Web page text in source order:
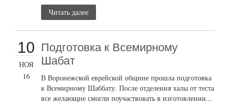
Читать далее
10
НОЯ
16
Подготовка к Всемирному
Шабат
В Воронежской еврейской общине прошла подготовка
к Всемирному Шаббату. После отделения халы от теста
все желающие смогли поучаствовать в изготовлении...